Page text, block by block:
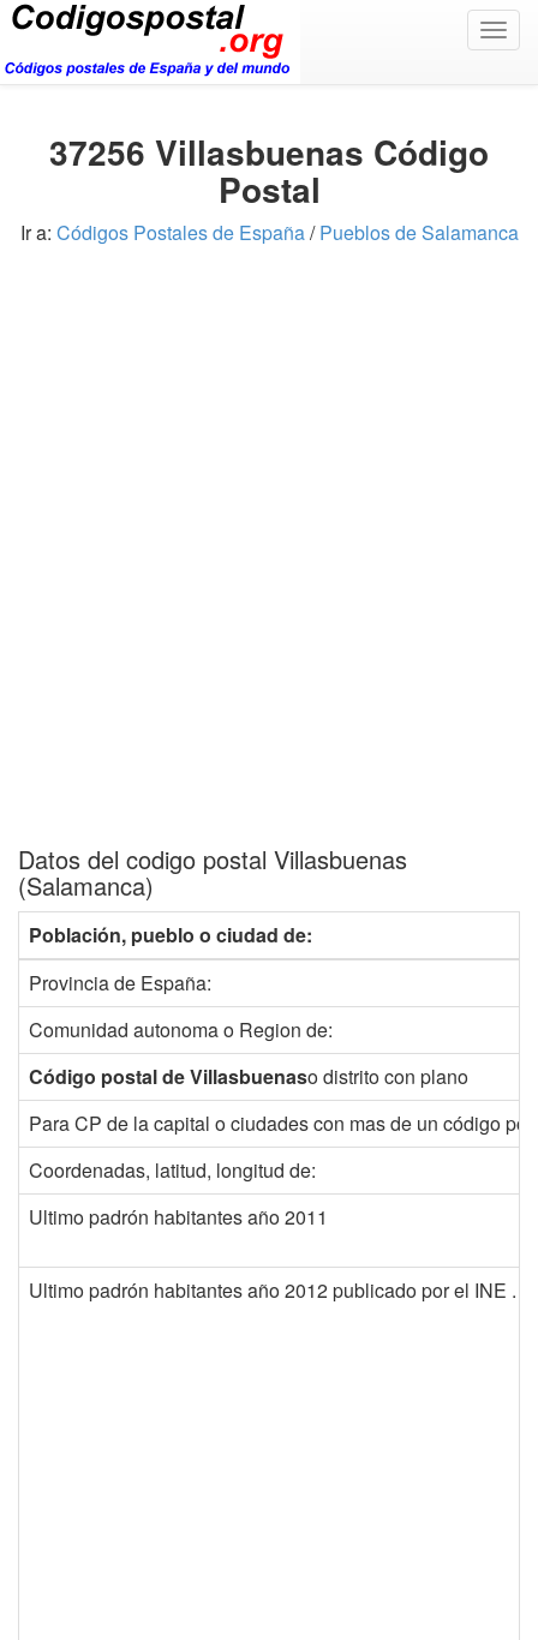
37256 Villasbuenas Código
Postal
Ir a: Códigos Postales de España/Pueblos de Salamanca
Datos del codigo postal Villasbuenas
(Salamanca)
Población, pueblo o ciudad de:
Provincia de España:
Comunidad autonoma o Region de:
Código postal de Villasbuenaso distrito con plano
Para CP de la capital o ciudades con mas de un código
Coordenadas, latitud, longitud de:
Ultimo padrón habitantes año 2011
Ultimo padrón habitantes año 2012 publicado por el INE .